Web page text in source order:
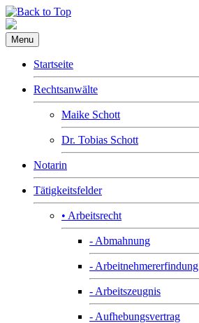
Menu
Startseite
Rechtsanwälte
Maike Schott
Dr. Tobias Schott
Notarin
Tätigkeitsfelder
• Arbeitsrecht
- Abmahnung
- Arbeitnehmererfindung
- Arbeitszeugnis
- Aufhebungsvertrag